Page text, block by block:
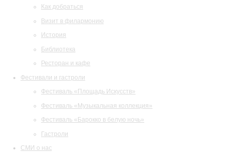
Как добраться
Визит в филармонию
История
Библиотека
Ресторан и кафе
Фестивали и гастроли
Фестиваль «Площадь Искусств»
Фестиваль «Музыкальная коллекция»
Фестиваль «Барокко в белую ночь»
Гастроли
СМИ о нас